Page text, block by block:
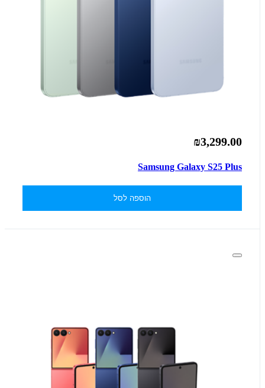
₪3,299.00
Samsung Galaxy S25 Plus
הוספה לסל